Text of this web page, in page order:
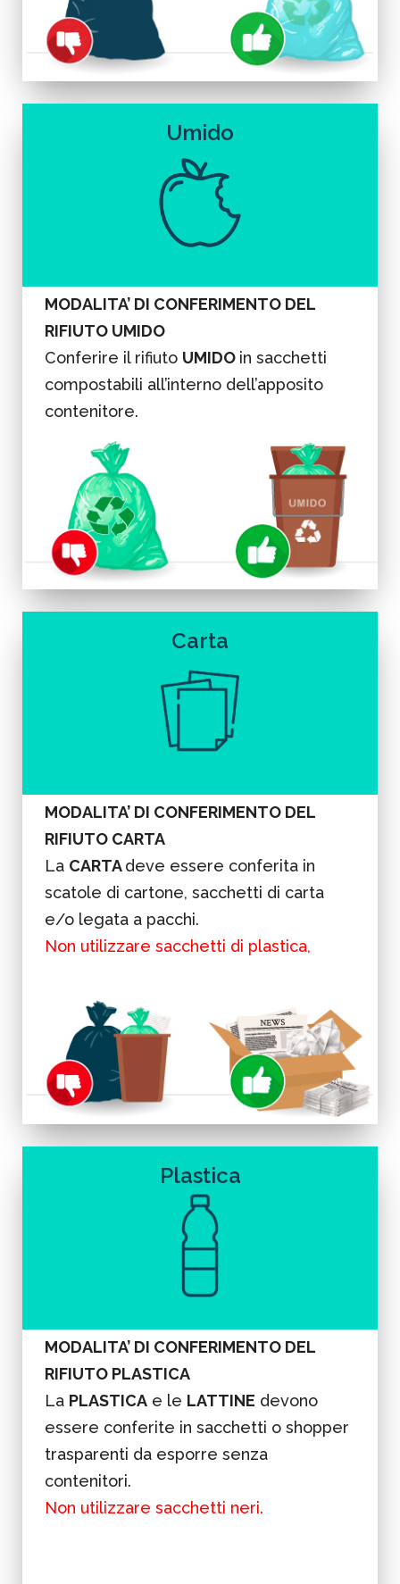
Umido
MODALITA’ DI CONFERIMENTO DEL
RIFIUTO UMIDO
Conferire il rifiuto UMIDO in sacchetti
compostabili all’interno dell’apposito
contenitore.
Non esporre il solo sacchetto a terra.
Carta
MODALITA’ DI CONFERIMENTO DEL
RIFIUTO CARTA
La CARTAdeve essere conferita in
scatole di cartone, sacchetti di carta
e/o legata a pacchi.
Non utilizzare sacchetti di plastica,
Plastica
MODALITA’ DI CONFERIMENTO DEL
RIFIUTO PLASTICA
La PLASTICA e le LATTINE devono
essere conferite in sacchetti o shopper
trasparenti da esporre senza
contenitori.
Non utilizzare sacchetti neri.